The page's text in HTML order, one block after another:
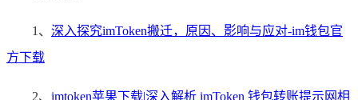
1、 深入探究imToken搬迁，原因、影响与应对-im钱包官
方下载
2、 imtoken苹果下载|深入解析 imToken 钱包转账提示网相